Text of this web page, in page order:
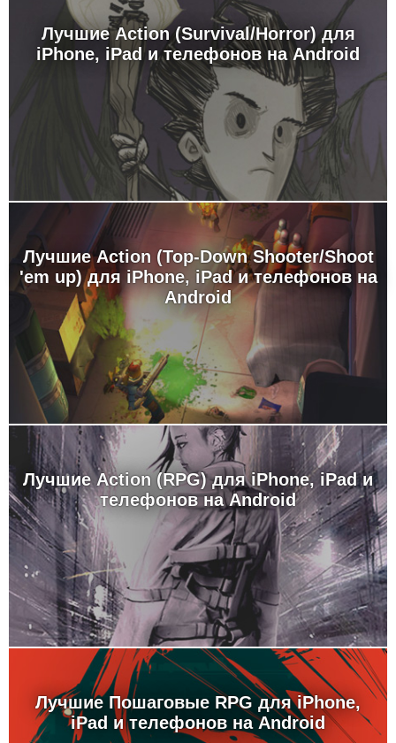
Лучшие Action (Survival/Horror) для
iPhone, iPad и телефонов на Android
Лучшие Action (Top-Down Shooter/Shoot
'em up) для iPhone, iPad и телефонов на
Android
Лучшие Action (RPG) для iPhone, iPad и
телефонов на Android
Лучшие Пошаговые RPG для iPhone,
iPad и телефонов на Android